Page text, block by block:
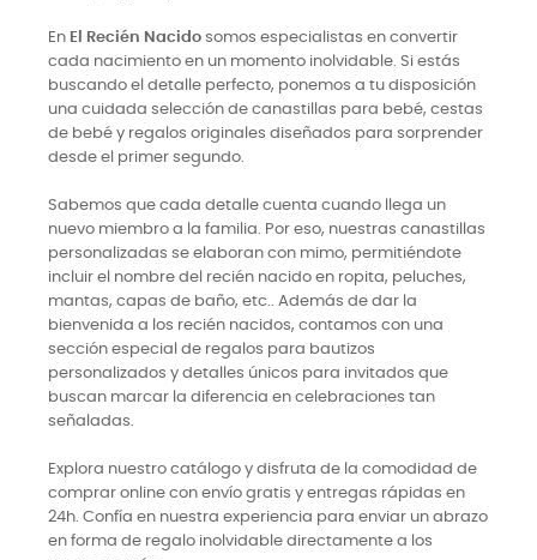
En El Recién Nacido somos especialistas en convertir
cada nacimiento en un momento inolvidable. Si estás
buscando el detalle perfecto, ponemos a tu disposición
una cuidada selección de canastillas para bebé, cestas
de bebé y regalos originales diseñados para sorprender
desde el primer segundo.
Sabemos que cada detalle cuenta cuando llega un
nuevo miembro a la familia. Por eso, nuestras canastillas
personalizadas se elaboran con mimo, permitiéndote
incluir el nombre del recién nacido en ropita, peluches,
mantas, capas de baño, etc.. Además de dar la
bienvenida a los recién nacidos, contamos con una
sección especial de regalos para bautizos
personalizados y detalles únicos para invitados que
buscan marcar la diferencia en celebraciones tan
señaladas.
Explora nuestro catálogo y disfruta de la comodidad de
comprar online con envío gratis y entregas rápidas en
24h. Confía en nuestra experiencia para enviar un abrazo
en forma de regalo inolvidable directamente a los